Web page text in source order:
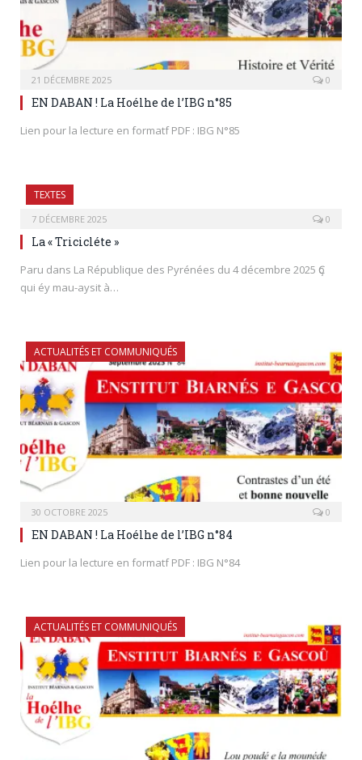
21 DÉCEMBRE 2025 0
EN DABAN ! La Hoélhe de l’IBG n°85
Lien pour la lecture en formatf PDF : IBG N°85
TEXTES
7 DÉCEMBRE 2025 0
La « Tricicléte »
Paru dans La République des Pyrénées du 4 décembre 2025 Ҫo
qui éy mau-aysit à…
ACTUALITÉS ET COMMUNIQUÉS
30 OCTOBRE 2025 0
EN DABAN ! La Hoélhe de l’IBG n°84
Lien pour la lecture en formatf PDF : IBG N°84
ACTUALITÉS ET COMMUNIQUÉS